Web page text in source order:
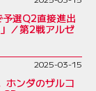
選Q2直接進出
／第2戦アルゼ
2025-03-15
ホンダのザルコ